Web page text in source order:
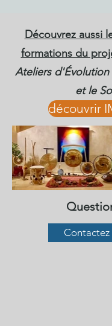
Découvrez aussi
formations du
Ateliers d'Évolution
et le
découvrir
Contactez